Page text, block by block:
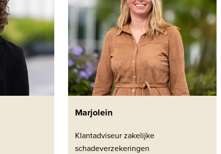
Marjolein
Klantadviseur zakelijke
schadeverzekeringen